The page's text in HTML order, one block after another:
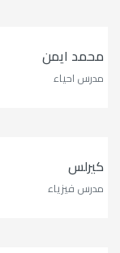
محمد ايمن
مدرس احياء
كيرلس
مدرس فيزياء